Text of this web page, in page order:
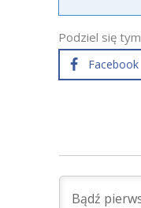
Podziel się
Facebook